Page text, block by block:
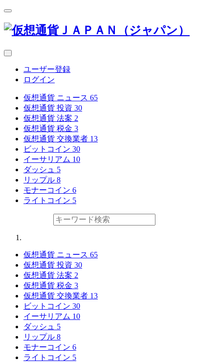
ユーザー登録
ログイン
仮想通貨 ニュース 65
仮想通貨 投資 30
仮想通貨 法案 2
仮想通貨 税金 3
仮想通貨 交換業者 13
ビットコイン 30
イーサリアム 10
ダッシュ 5
リップル 8
モナーコイン 6
ライトコイン 5
仮想通貨 ニュース 65
仮想通貨 投資 30
仮想通貨 法案 2
仮想通貨 税金 3
仮想通貨 交換業者 13
ビットコイン 30
イーサリアム 10
ダッシュ 5
リップル 8
モナーコイン 6
ライトコイン 5